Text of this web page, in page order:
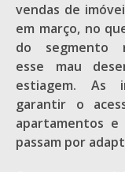
vendas de
em março, no
do segmento
esse mau
estiagem. As
garantir o
apartamentos
passam por